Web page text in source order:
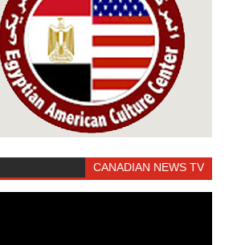
CANADIAN NEWS TV